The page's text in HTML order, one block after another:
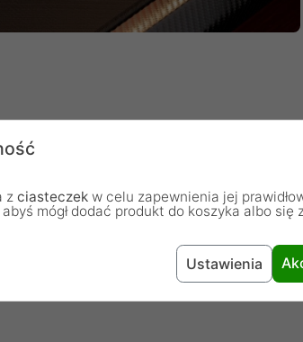
ja w ogóle mam cokolwiek na głowie?
rajdy na eventach albo
zajawkę, i to bez potrzeby wizyty u
z ciasteczek w celu zapewnienia jej
mógł dodać produkt do koszyka albo się
Ustawienia